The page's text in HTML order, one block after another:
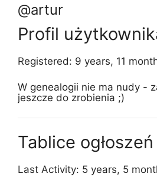
@artur
Profil
Registered: 9 years, 11
W genealogii nie ma nudy -
jeszcze do zrobienia ;)
Tablice ogłoszeń
Last Activity: 5 years, 5